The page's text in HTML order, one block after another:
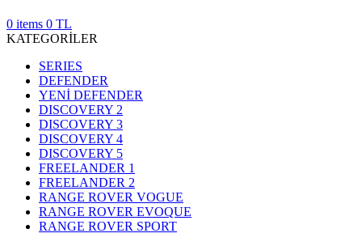
0 items 0 TL
KATEGORİLER
SERIES
DEFENDER
YENİ DEFENDER
DISCOVERY 2
DISCOVERY 3
DISCOVERY 4
DISCOVERY 5
FREELANDER 1
FREELANDER 2
RANGE ROVER VOGUE
RANGE ROVER EVOQUE
RANGE ROVER SPORT